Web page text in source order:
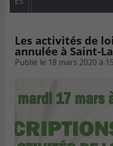
Les activités de
annulée à Saint-
Publié le 18 mars 2020 à